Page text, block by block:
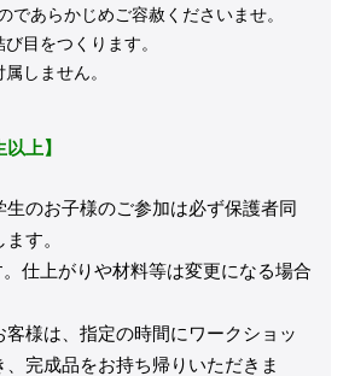
であらかじめご容赦くださいませ。
目をつくります。
しません。
上】
のお子様のご参加は必ず保護者同
す。
仕上がりや材料等は変更になる場合
様は、指定の時間にワークショッ
完成品をお持ち帰りいただきま